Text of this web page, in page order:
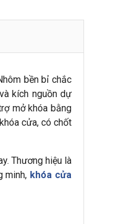
bền bỉ chắc
kích nguồn dự
mở khóa bằng
cửa, có chốt
Thương hiệu là
minh, khóa cửa